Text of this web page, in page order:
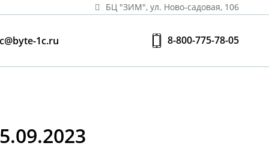
БЦ "ЗИМ", ул. Ново‑садовая, 106
1c.ru 8-800-775-78-05